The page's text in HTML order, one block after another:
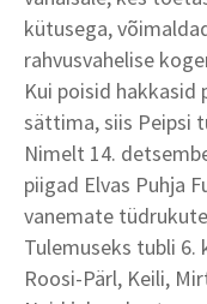
kütusega,
rahvusvahelise
Kui poisid hakkasid
sättima, siis Peipsi
Nimelt 14.
piigad Elvas Puhja
vanemate
Tulemuseks tubli 6.
Roosi-Pärl, Keili,